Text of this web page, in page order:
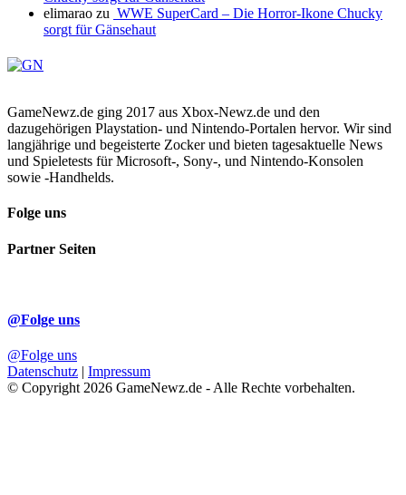
elimarao zu WWE SuperCard – Die Horror-Ikone Chucky
sorgt für Gänsehaut
GameNewz.de ging 2017 aus Xbox-Newz.de und den
dazugehörigen Playstation- und Nintendo-Portalen hervor. Wir sind
langjährige und begeisterte Zocker und bieten tagesaktuelle News
und Spieletests für Microsoft-, Sony-, und Nintendo-Konsolen
sowie -Handhelds.
Folge uns
Partner Seiten
@Folge uns
@Folge uns
Datenschutz | Impressum
© Copyright 2026 GameNewz.de - Alle Rechte vorbehalten.